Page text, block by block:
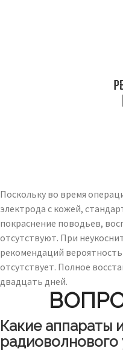
Поскольку во время
электрода с кожей,
покраснение поводьев,
отсутствуют. При
рекомендаций
отсутствует. Полное
двадцать дней.
Какие аппараты